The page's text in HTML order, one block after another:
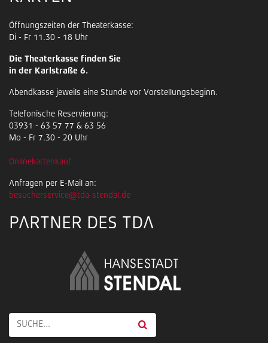
Öffnungszeiten der Theaterkasse:
Di - Fr 11.30 - 18 Uhr
Die Theaterkasse finden Sie
in der Karlstraße 6.
Abendkasse jeweils eine Stunde vor Vorstellungsbeginn.
Telefonische Reservierung:
03931 - 63 57 77 & 63 56
Mo - Fr 7.30 - 20 Uhr
Onlinekartenkauf
Anfragen per E-Mail an:
besucherservice@tda-stendal.de
PARTNER DES TDA